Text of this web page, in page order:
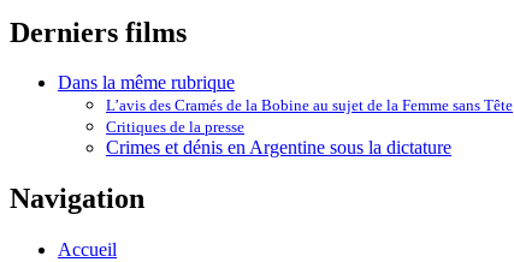
Derniers films
Dans la même rubrique
L’avis des Cramés de la Bobine au sujet de la Femme sans Tête
Critiques de la presse
Crimes et dénis en Argentine sous la dictature
Navigation
Accueil